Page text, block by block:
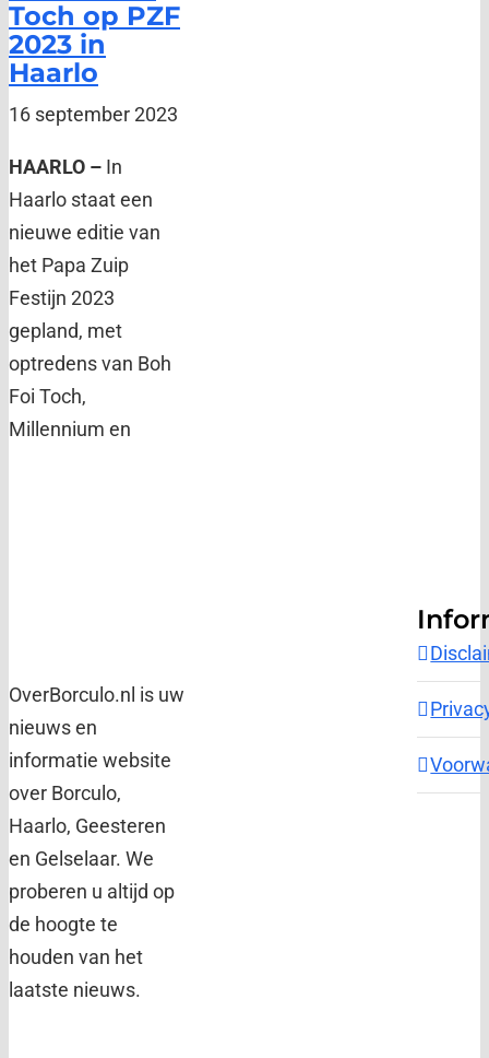
Toch op PZF
2023 in
Haarlo
16 september 2023
HAARLO – In
Haarlo staat een
nieuwe editie van
het Papa Zuip
Festijn 2023
gepland, met
optredens van Boh
Foi Toch,
Millennium en
OverBorculo.nl is uw
nieuws en
informatie website
over Borculo,
Haarlo, Geesteren
en Gelselaar. We
proberen u altijd op
de hoogte te
houden van het
laatste nieuws.